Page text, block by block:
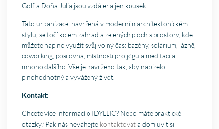
Golf a Doña Julia jsou vzdálena jen kousek.
Tato urbanizace, navržená v moderním architektonickém
stylu, se točí kolem zahrad a zelených ploch s prostory, kde
můžete naplno využít svůj volný čas: bazény, solárium, lázně,
coworking, posilovna, místnosti pro jógu a meditaci a
mnoho dalšího. Vše je navrženo tak, aby nabízelo
plnohodnotný a vyvážený život.
Kontakt:
Chcete více informací o IDYLLIC? Nebo máte praktické
otázky? Pak nás neváhejte kontaktovata domluvit si